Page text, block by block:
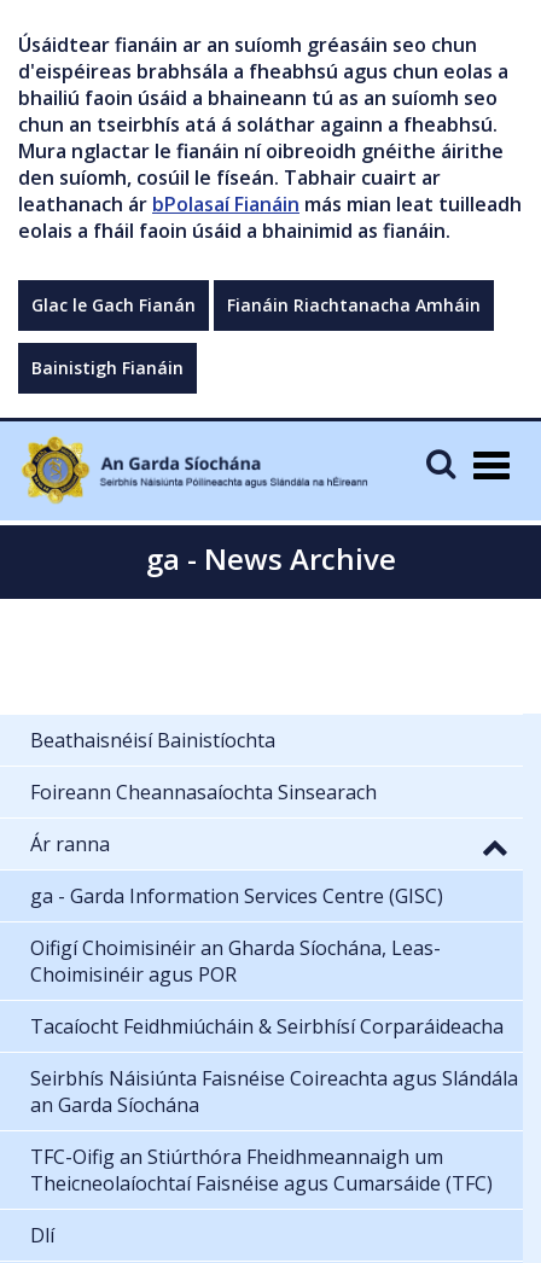
Úsáidtear fianáin ar an suíomh gréasáin seo chun
d'eispéireas brabhsála a fheabhsú agus chun eolas a
bhailiú faoin úsáid a bhaineann tú as an suíomh seo
chun an tseirbhís atá á soláthar againn a fheabhsú.
Mura nglactar le fianáin ní oibreoidh gnéithe áirithe
den suíomh, cosúil le físeán. Tabhair cuairt ar
leathanach ár bPolasaí Fianáin más mian leat tuilleadh
eolais a fháil faoin úsáid a bhainimid as fianáin.
Glac le Gach Fianán Fianáin Riachtanacha Amháin
Bainistigh Fianáin
ga - News Archive
Beathaisnéisí Bainistíochta
Foireann Cheannasaíochta Sinsearach
Ár ranna
ga - Garda Information Services Centre (GISC)
Oifigí Choimisinéir an Gharda Síochána, Leas-
Choimisinéir agus POR
Tacaíocht Feidhmiúcháin & Seirbhísí Corparáideacha
Seirbhís Náisiúnta Faisnéise Coireachta agus Slándála
an Garda Síochána
TFC-Oifig an Stiúrthóra Fheidhmeannaigh um
Theicneolaíochtaí Faisnéise agus Cumarsáide (TFC)
Dlí